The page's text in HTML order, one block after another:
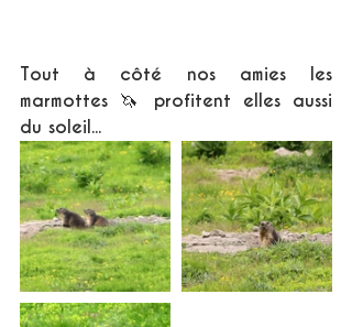
Tout à côté nos amies les
marmottes 🦄 profitent elles aussi
du soleil...